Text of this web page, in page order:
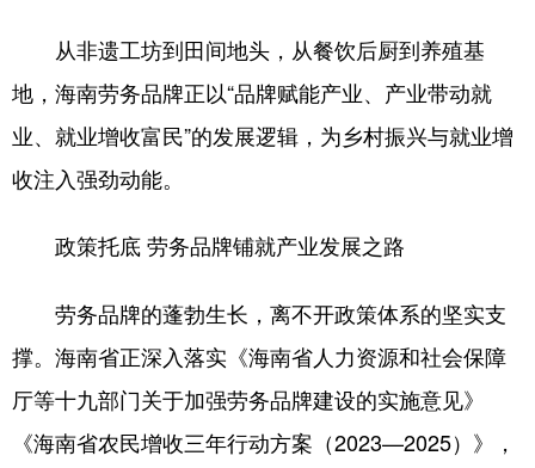
从非遗工坊到田间地头，从餐饮后厨到养殖基
地，海南劳务品牌正以“品牌赋能产业、产业带动就
业、就业增收富民”的发展逻辑，为乡村振兴与就业增
收注入强劲动能。
政策托底 劳务品牌铺就产业发展之路
劳务品牌的蓬勃生长，离不开政策体系的坚实支
撑。海南省正深入落实《海南省人力资源和社会保障
厅等十九部门关于加强劳务品牌建设的实施意见》
《海南省农民增收三年行动方案（2023—2025）》，